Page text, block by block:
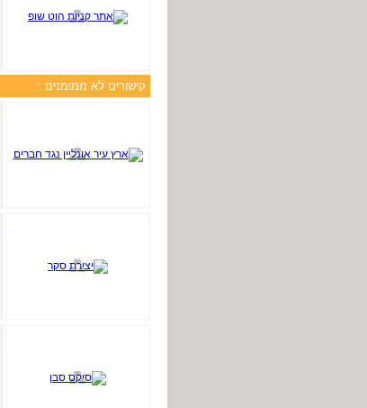
קישורים לא ממומנים :